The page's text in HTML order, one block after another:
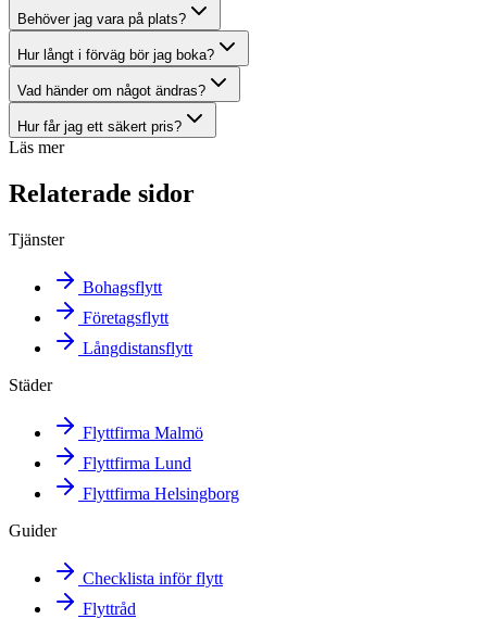
Behöver jag vara på plats?
Hur långt i förväg bör jag boka?
Vad händer om något ändras?
Hur får jag ett säkert pris?
Läs mer
Relaterade sidor
Tjänster
Bohagsflytt
Företagsflytt
Långdistansflytt
Städer
Flyttfirma Malmö
Flyttfirma Lund
Flyttfirma Helsingborg
Guider
Checklista inför flytt
Flyttråd